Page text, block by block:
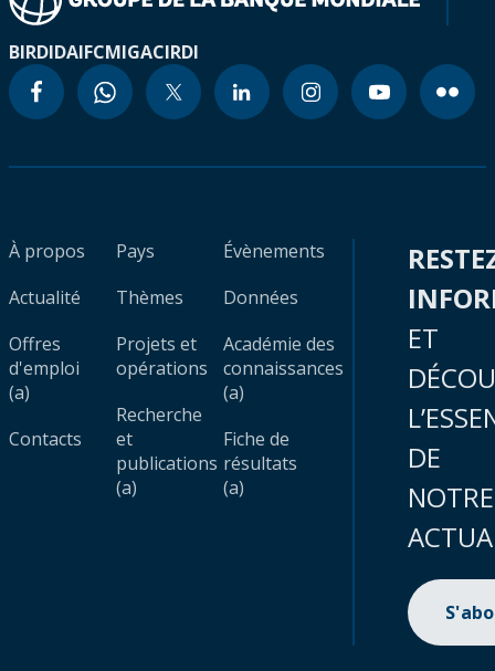
BIRDIDAIFCMIGACIRDI
À propos
Actualité
Offres
d'emploi
(a)
Contacts
Pays
Thèmes
Projets et
opérations
Recherche
et
publications
(a)
Évènements
Données
Académie des
connaissances
(a)
Fiche de
résultats
(a)
ET
DE
NOTRE